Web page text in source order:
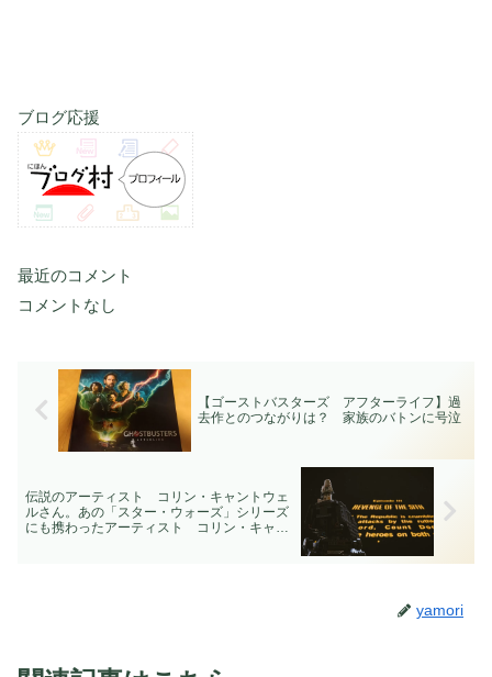
ブログ応援
最近のコメント
コメントなし
【ゴーストバスターズ アフターライフ】過
去作とのつながりは？ 家族のバトンに号泣
伝説のアーティスト コリン・キャントウェ
ルさん。あの「スター・ウォーズ」シリーズ
にも携わったアーティスト コリン・キャン
yamori